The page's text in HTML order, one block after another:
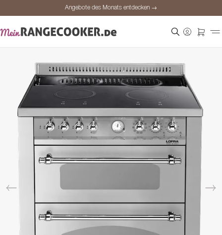
Angebote des Monats entdecken →
Persönliche Beratung
Angebote des Monats entdecken →